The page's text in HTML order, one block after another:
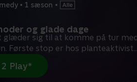
• 1 sæson •
og glade dage
glæder sig til at komme på tur
Første stop er hos planteaktivist...
2 Play*